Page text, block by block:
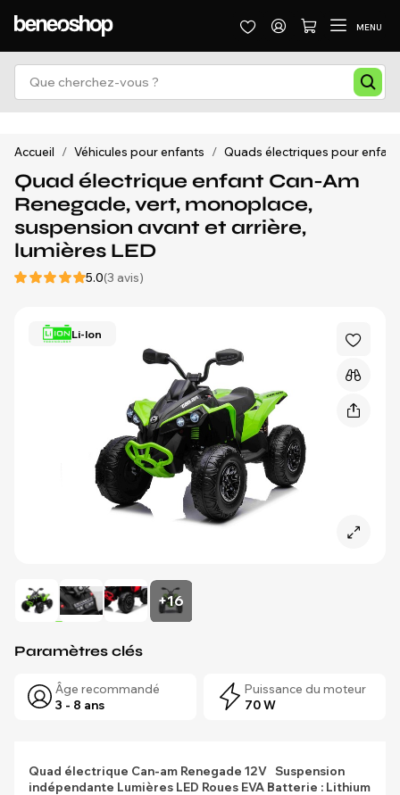
MENU
Accueil / Véhicules pour enfants / Quads électriques pour
Quad électrique enfant Can-Am
Renegade, vert, monoplace,
suspension avant et arrière,
lumières LED
5.0(3 avis)
Li-Ion
+16
Paramètres clés
Âge recommandé
3 - 8 ans
Puissance du moteur
70 W
Quad électrique Can-am Renegade 12V Suspension
indépendante Lumières LED Roues EVA Batterie : Lithium